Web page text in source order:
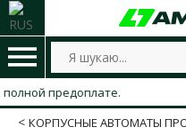
предоплате.
КОРПУСНЫЕ АВТОМАТЫ